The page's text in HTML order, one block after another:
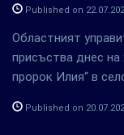
Published on
Областният
присъства днес на
пророк Илия“ в
Published on